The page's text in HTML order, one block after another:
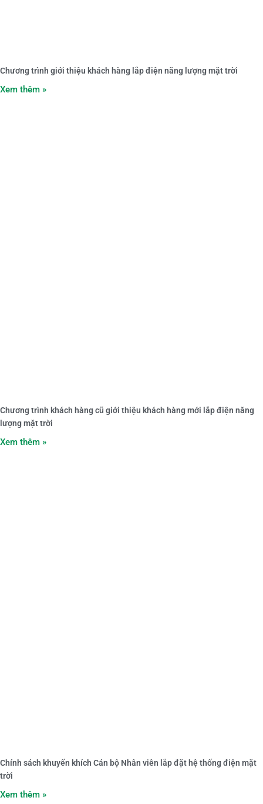
Chương trình giới thiệu khách hàng lắp điện năng lượng mặt trời
Xem thêm »
Chương trình khách hàng cũ giới thiệu khách hàng mới lắp điện năng
lượng mặt trời
Xem thêm »
Chính sách khuyến khích Cán bộ Nhân viên lắp đặt hệ thống điện mặt
trời
Xem thêm »